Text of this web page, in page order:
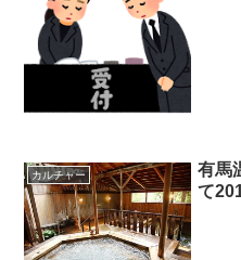
カルチャー
有馬
て